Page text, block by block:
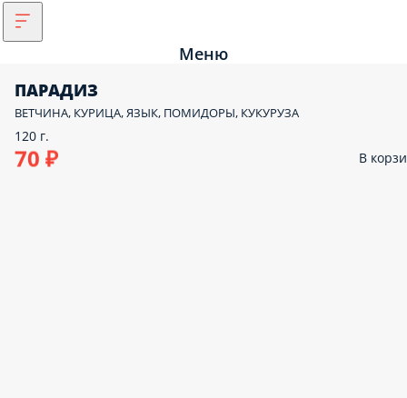
Меню
ПАРАДИЗ
ВЕТЧИНА, КУРИЦА, ЯЗЫК, ПОМИДОРЫ, КУКУРУЗА
120 г.
70 ₽ В